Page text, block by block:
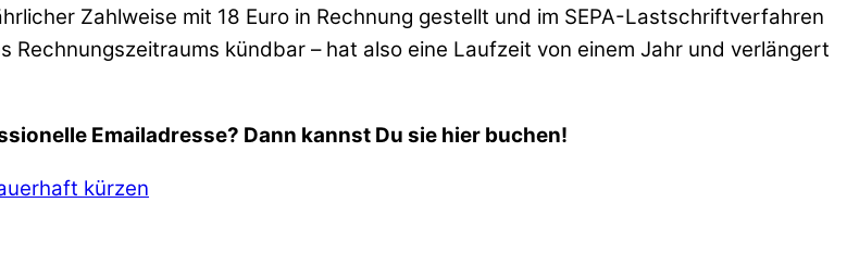
Zahlweise mit 18 Euro in Rechnung gestellt und im SEPA-Lastschriftverfahren
kündbar – hat also eine Laufzeit von einem Jahr und verlängert
Emailadresse? Dann kannst Du sie hier buchen!
kürzen